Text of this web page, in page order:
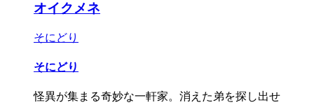
オイクメネ
そにどり
そにどり
怪異が集まる奇妙な一軒家。消えた弟を探し出せ